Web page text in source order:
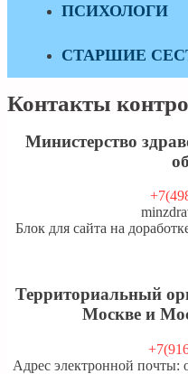
ПСИХОЛОГИ
СТАРШИЕ
Контакты
Министерство
Блок для сайта на
Территориальный
Москве и
Адрес электронной почты: